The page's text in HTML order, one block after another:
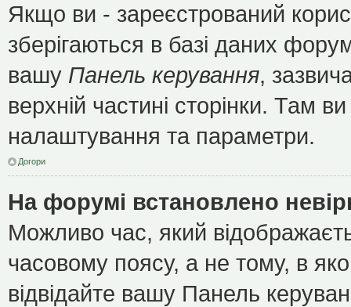
Якщо ви - зареєстрований
зберігаються в базі даних
вашу Панель керування,
верхній частині сторінки. Там
налаштування та параметри.
Догори
На форумі встановлено
Можливо час, який
часовому поясу, а не тому, в
відвідайте вашу Панель